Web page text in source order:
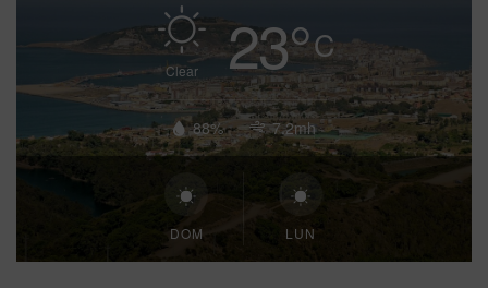
Clear 23°C
88% 7.2mh
DOM LUN